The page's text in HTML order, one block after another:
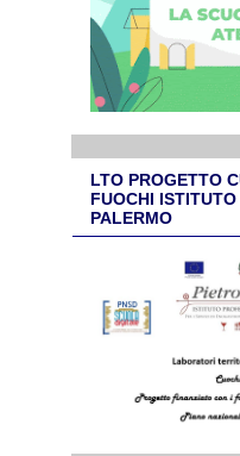
LTO PROGETTO
FUOCHI
PALERMO